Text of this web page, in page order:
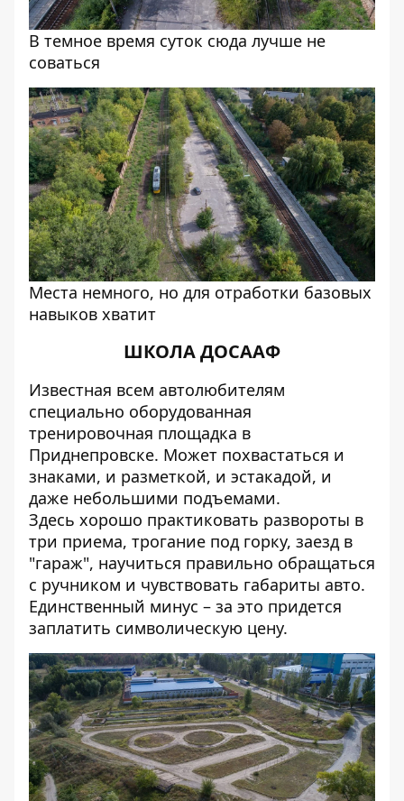
В темное время суток сюда лучше не
соваться
Места немного, но для отработки базовых
навыков хватит
ШКОЛА ДОСААФ
Известная всем автолюбителям
специально оборудованная
тренировочная площадка в
Приднепровске. Может похвастаться и
знаками, и разметкой, и эстакадой, и
даже небольшими подъемами.
Здесь хорошо практиковать развороты в
три приема, трогание под горку, заезд в
"гараж", научиться правильно обращаться
с ручником и чувствовать габариты авто.
Единственный минус – за это придется
заплатить символическую цену.